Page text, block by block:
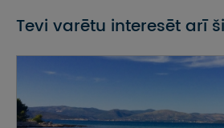
Tevi varētu interesēt arī